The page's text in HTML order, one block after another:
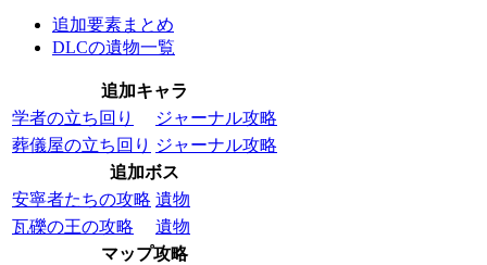
追加要素まとめ
DLCの遺物一覧
追加キャラ
学者の立ち回り
ジャーナル攻略
葬儀屋の立ち回り ジャーナル攻略
追加ボス
安寧者たちの攻略 遺物
瓦礫の王の攻略
遺物
マップ攻略